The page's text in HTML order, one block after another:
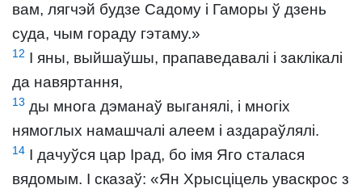
вам, лягчэй будзе Садому і Гаморы ў дзень
суда, чым гораду гэтаму.»
12 І яны, выйшаўшы, прапаведавалі і заклікалі
да навяртання,
13 ды многа дэманаў выганялі, і многіх
нямоглых намашчалі алеем і аздараўлялі.
14 І дачуўся цар Ірад, бо імя Яго сталася
вядомым. І сказаў: «Ян Хрысціцель уваскрос з